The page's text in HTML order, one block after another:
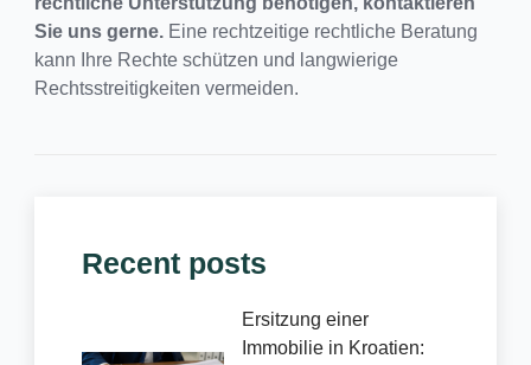
Sie uns gerne.Eine rechtzeitige rechtliche Beratung
kann Ihre Rechte schützen und langwierige
Rechtsstreitigkeiten vermeiden.
Recent posts
Ersitzung einer
Immobilie in Kroatien: